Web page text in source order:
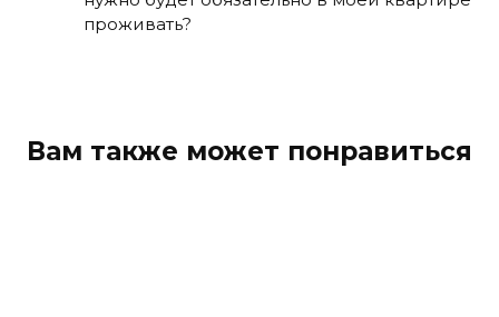
проживать?
Вам также может понравиться